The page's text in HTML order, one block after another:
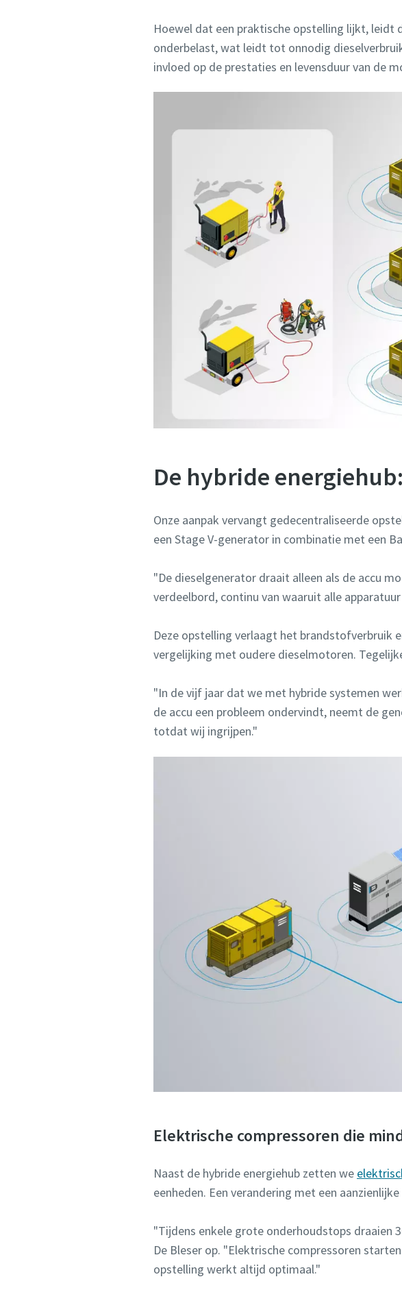
Hoewel dat een praktische opstelling lijkt,
onderbelast, wat leidt tot onnodig
invloed op de prestaties en levensduur van de
De hybride
Onze aanpak vervangt gedecentraliseerde
een Stage V-generator in combinatie met een
"De dieselgenerator draait alleen als de accu
verdeelbord, continu van waaruit alle
Deze opstelling verlaagt het
vergelijking met oudere dieselmotoren.
"In de vijf jaar dat we met hybride systemen
de accu een probleem ondervindt, neemt de
totdat wij ingrijpen."
Elektrische compressoren die
Naast de hybride energiehub zetten we
eenheden. Een verandering met een
"Tijdens enkele grote onderhoudstops draaien
De Bleser op. "Elektrische compressoren
opstelling werkt altijd optimaal."